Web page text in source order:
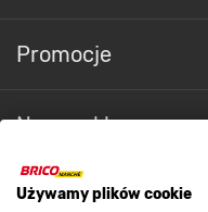
Używamy plików cookie
Promocje
Nasze sklepy
O nas